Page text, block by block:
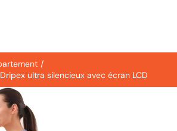
ultra silencieux avec écran LCD